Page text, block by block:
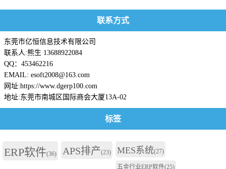
联系方式
东莞市亿恒信息技术有限公司
联系人:熊生 13688922084
QQ：453462216
EMAIL: esoft2008@163.com
网址:https://www.dgerp100.com
地址:东莞市南城区国际商会大厦13A-02
标签
ERP软件(36) APS排产(23) MES系统(27)
五金行业ERP软件(25)